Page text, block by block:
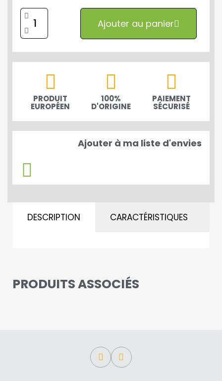
Ajouter au panier
PRODUIT
EUROPÉEN
100%
D'ORIGINE
PAIEMENT
SÉCURISÉ
Ajouter à ma liste d'envies
DESCRIPTION CARACTÉRISTIQUES
PRODUITS ASSOCIÉS